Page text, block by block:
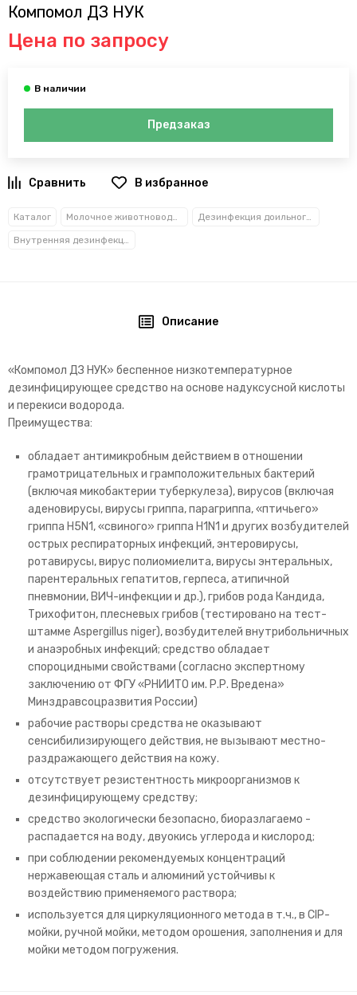
Компомол ДЗ НУК
Цена по запросу
Предзаказ
В избранное
Каталог Молочное животноводство Дезинфекция доильного оборудования
Внутренняя дезинфекция
Описание
«Компомол ДЗ НУК» беспенное низкотемпературное
дезинфицирующее средство на основе надуксусной кислоты
и перекиси водорода.
Преимущества:
обладает антимикробным действием в отношении
грамотрицательных и грамположительных бактерий
(включая микобактерии туберкулеза), вирусов (включая
аденовирусы, вирусы гриппа, парагриппа, «птичьего»
гриппа H5N1, «свиного» гриппа H1N1 и других возбудителей
острых респираторных инфекций, энтеровирусы,
ротавирусы, вирус полиомиелита, вирусы энтеральных,
парентеральных гепатитов, герпеса, атипичной
пневмонии, ВИЧ-инфекции и др.), грибов рода Кандида,
Трихофитон, плесневых грибов (тестировано на тест-
штамме Aspergillus niger), возбудителей внутрибольничных
и анаэробных инфекций; средство обладает
спороцидными свойствами (согласно экспертному
заключению от ФГУ «РНИИТО им. Р.Р. Вредена»
Минздравсоцразвития России)
рабочие растворы средства не оказывают
сенсибилизирующего действия, не вызывают местно-
раздражающего действия на кожу.
отсутствует резистентность микроорганизмов к
дезинфицирующему средству;
средство экологически безопасно, биоразлагаемо -
распадается на воду, двуокись углерода и кислород;
при соблюдении рекомендуемых концентраций
нержавеющая сталь и алюминий устойчивы к
воздействию применяемого раствора;
используется для циркуляционного метода в т.ч., в CIP-
мойки, ручной мойки, методом орошения, заполнения и для
мойки методом погружения.